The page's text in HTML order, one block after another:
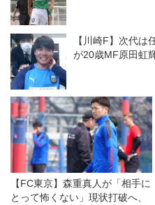
【川崎F】次代は
が20歳MF原田虹
【FC東京】森重真人が「相手に
とって怖くない」現状打破へ、